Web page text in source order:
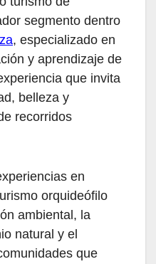
segmento dentro
, especializado en
y aprendizaje de
que invita
belleza y
recorridos
en
orquideófilo
ambiental, la
natural y el
que